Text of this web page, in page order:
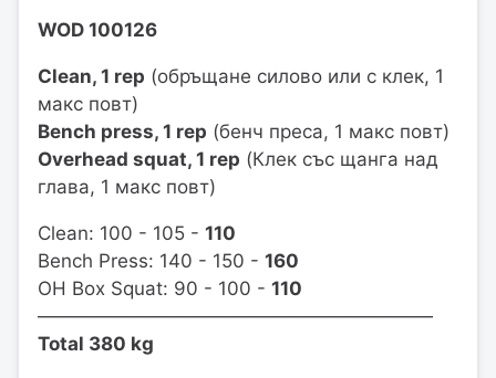
WOD 100126
Clean, 1 rep (обръщане силово или с клек, 1
макс повт)
Bench press, 1 rep (бенч преса, 1 макс повт)
Overhead squat, 1 rep (Клек със щанга над
глава, 1 макс повт)
Clean: 100 - 105 - 110
Bench Press: 140 - 150 - 160
OH Box Squat: 90 - 100 - 110
—————————————————————
Total 380 kg